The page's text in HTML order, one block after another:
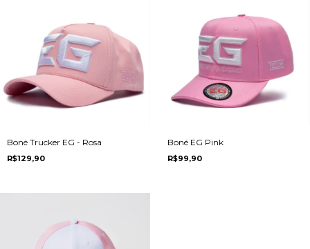
Boné Trucker EG - Rosa
R$129,90
Boné EG Pink
R$99,90